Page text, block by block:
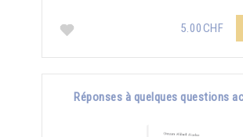
5.00CHF
Réponses à quelques questions